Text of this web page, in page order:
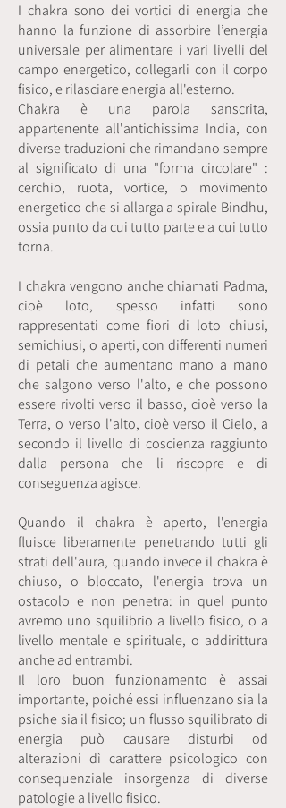
I chakra sono dei vortici di energia che
hanno la funzione di assorbire l’energia
universale per alimentare i vari livelli del
campo energetico, collegarli con il corpo
fisico, e rilasciare energia all'esterno.
Chakra è una parola sanscrita,
appartenente all'antichissima India, con
diverse traduzioni che rimandano sempre
al significato di una "forma circolare" :
cerchio, ruota, vortice, o movimento
energetico che si allarga a spirale Bindhu,
ossia punto da cui tutto parte e a cui tutto
torna.
I chakra vengono anche chiamati Padma,
cioè loto, spesso infatti sono
rappresentati come fiori di loto chiusi,
semichiusi, o aperti, con differenti numeri
di petali che aumentano mano a mano
che salgono verso l'alto, e che possono
essere rivolti verso il basso, cioè verso la
Terra, o verso l'alto, cioè verso il Cielo, a
secondo il livello di coscienza raggiunto
dalla persona che li riscopre e di
conseguenza agisce.
Quando il chakra è aperto, l'energia
fluisce liberamente penetrando tutti gli
strati dell'aura, quando invece il chakra è
chiuso, o bloccato, l'energia trova un
ostacolo e non penetra: in quel punto
avremo uno squilibrio a livello fisico, o a
livello mentale e spirituale, o addirittura
anche ad entrambi.
Il loro buon funzionamento è assai
importante, poiché essi influenzano sia la
psiche sia il fisico; un flusso squilibrato di
energia può causare disturbi od
alterazioni dì carattere psicologico con
consequenziale insorgenza di diverse
patologie a livello fisico.